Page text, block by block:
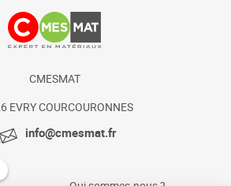
CMESMAT
EVRY COURCOURONNES
info@cmesmat.fr